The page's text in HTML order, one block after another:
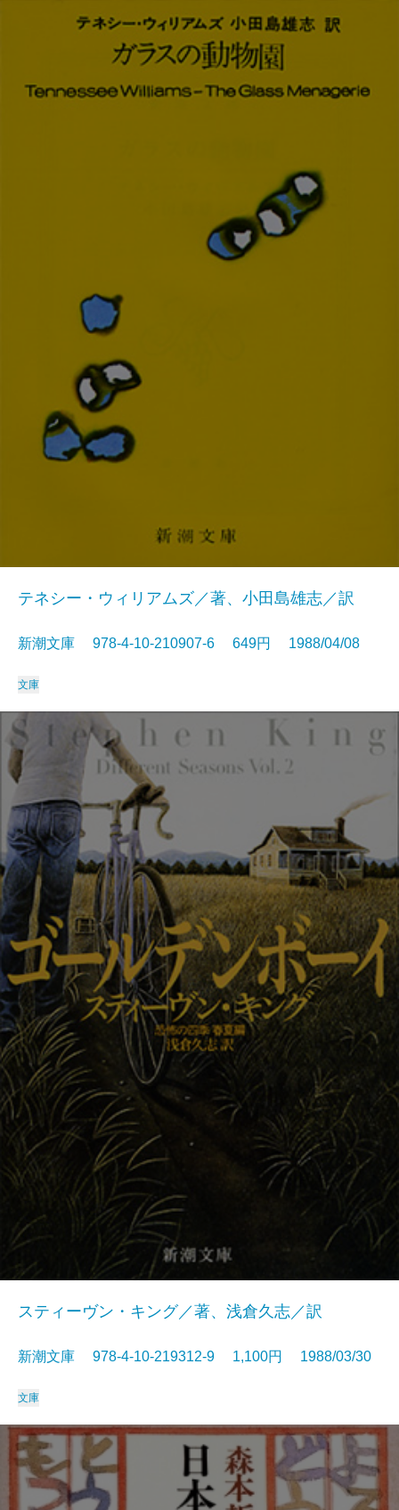
テネシー・ウィリアムズ／著、小田島雄志／訳
新潮文庫 978-4-10-210907-6 649円 1988/04/08
文庫
スティーヴン・キング／著、浅倉久志／訳
新潮文庫 978-4-10-219312-9 1,100円 1988/03/30
文庫